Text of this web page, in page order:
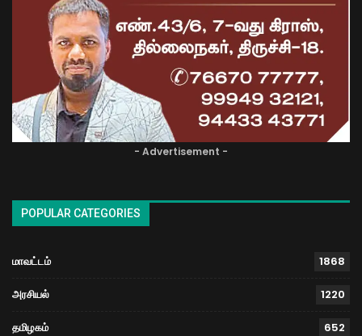
- Advertisement -
POPULAR CATEGORIES
மாவட்டம் 1868
அரசியல் 1220
தமிழகம் 652